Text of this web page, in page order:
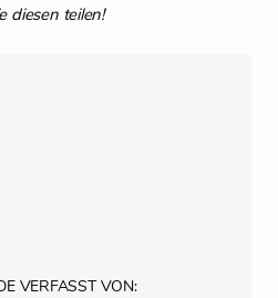
diesen teilen!
VERFASST VON: